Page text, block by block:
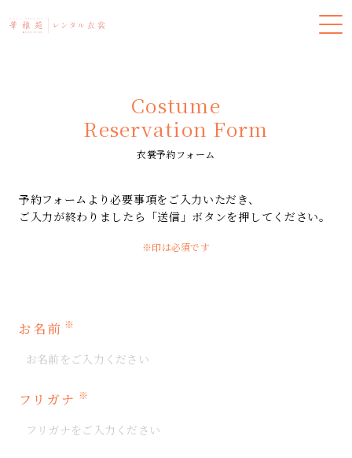
Costume
Reservation Form
衣裳予約フォーム
予約フォームより必要事項をご入力いただき、
ご入力が終わりましたら「送信」ボタンを押してください。
※印は必須です
お名前 ※
フリガナ ※